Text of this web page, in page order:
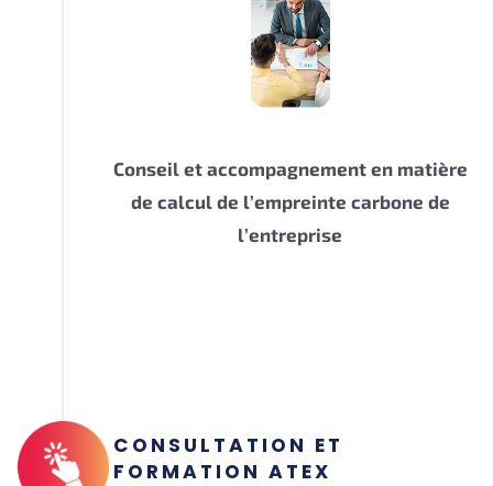
Conseil et accompagnement en matière
de calcul de l’empreinte carbone de
l’entreprise
CONSULTATION ET
FORMATION ATEX